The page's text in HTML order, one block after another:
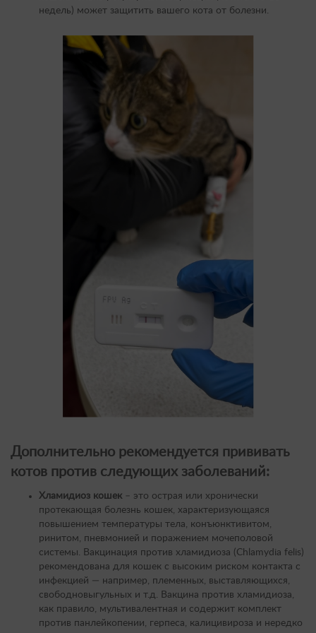
недель) может защитить вашего кота от болезни.
Дополнительно рекомендуется прививать
котов против следующих заболеваний:
Хламидиоз кошек– это острая или хронически
протекающая болезнь кошек, характеризующаяся
повышением температуры тела, конъюнктивитом,
ринитом, пневмонией и поражением мочеполовой
системы. Вакцинация против хламидиоза (Chlamydia felis)
рекомендована для кошек с высоким риском контакта с
инфекцией — например, племенных, выставляющихся,
свободновыгульных и т.д. Вакцина против хламидиоза,
как правило, мультивалентная и содержит комплект
против панлейкопении, герпеса, калицивироза и нередко